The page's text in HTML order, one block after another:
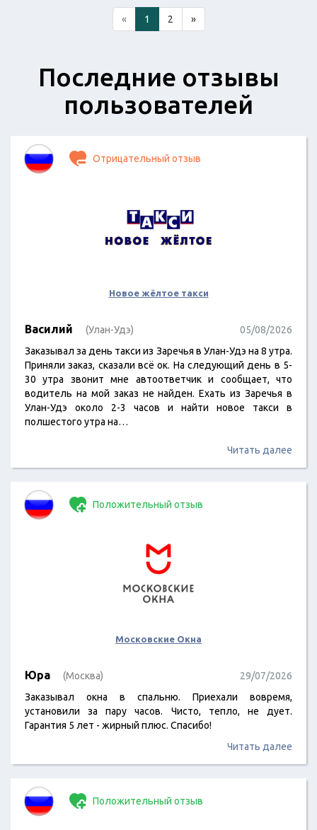
« 1 2 »
Последние отзывы
пользователей
Отрицательный отзыв
Новое жёлтое такси
Василий (Улан-Удэ)
05/08/2026
Заказывал за день такси из Заречья в Улан-Удэ на 8 утра.
Приняли заказ, сказали всё ок. На следующий день в 5-
30 утра звонит мне автоответчик и сообщает, что
водитель на мой заказ не найден. Ехать из Заречья в
Улан-Удэ около 2-3 часов и найти новое такси в
полшестого утра на…
Читать далее
Положительный отзыв
Московские Окна
Юра (Москва)
29/07/2026
Заказывал окна в спальню. Приехали вовремя,
установили за пару часов. Чисто, тепло, не дует.
Гарантия 5 лет - жирный плюс. Спасибо!
Читать далее
Положительный отзыв